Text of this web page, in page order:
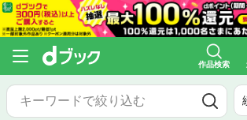
作品検索